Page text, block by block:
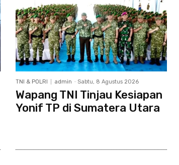
TNI & POLRI admin - Sabtu, 8 Agustus 2026
Wapang TNI Tinjau Kesiapan
Yonif TP di Sumatera Utara